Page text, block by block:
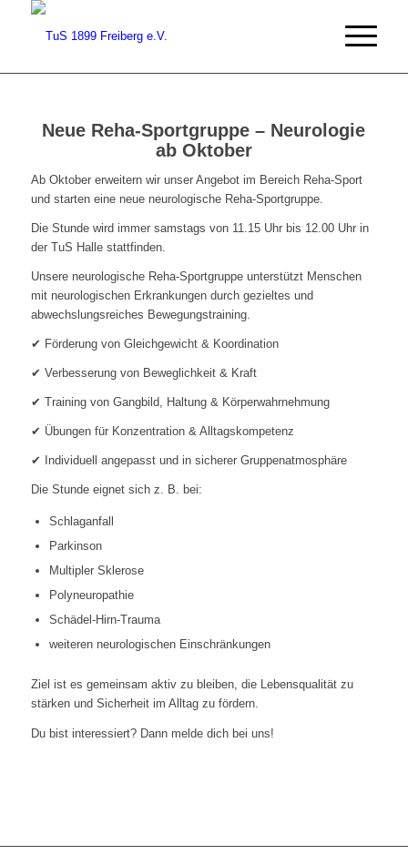
Neue Reha-Sportgruppe – Neurologie
ab Oktober
Ab Oktober erweitern wir unser Angebot im Bereich Reha-Sport
und starten eine neue neurologische Reha-Sportgruppe.
Die Stunde wird immer samstags von 11.15 Uhr bis 12.00 Uhr in
der TuS Halle stattfinden.
Unsere neurologische Reha-Sportgruppe unterstützt Menschen
mit neurologischen Erkrankungen durch gezieltes und
abwechslungsreiches Bewegungstraining.
✔ Förderung von Gleichgewicht & Koordination
✔ Verbesserung von Beweglichkeit & Kraft
✔ Training von Gangbild, Haltung & Körperwahrnehmung
✔ Übungen für Konzentration & Alltagskompetenz
✔ Individuell angepasst und in sicherer Gruppenatmosphäre
Die Stunde eignet sich z. B. bei:
Schlaganfall
Parkinson
Multipler Sklerose
Polyneuropathie
Schädel-Hirn-Trauma
weiteren neurologischen Einschränkungen
Ziel ist es gemeinsam aktiv zu bleiben, die Lebensqualität zu
stärken und Sicherheit im Alltag zu fördern.
Du bist interessiert? Dann melde dich bei uns!